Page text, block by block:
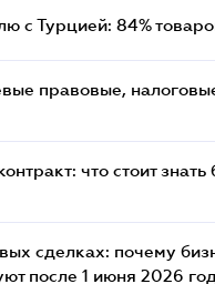
с Турцией: 84%
правовые,
что стоит знать
сделках: почему
после 1 июня 2026